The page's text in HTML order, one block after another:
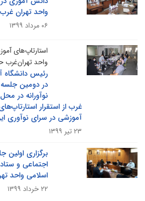
واحد تهران غرب
استارتاپ‌های
واحد تهران‌غرب
رئیس دانشگاه
در دومین جلسه
نوآورانه در محل
غرب از استقرار
آموزشی در سرای نوآوری این
برگزاری اولین
اجتماعی و ستاد
اسلامی واحد